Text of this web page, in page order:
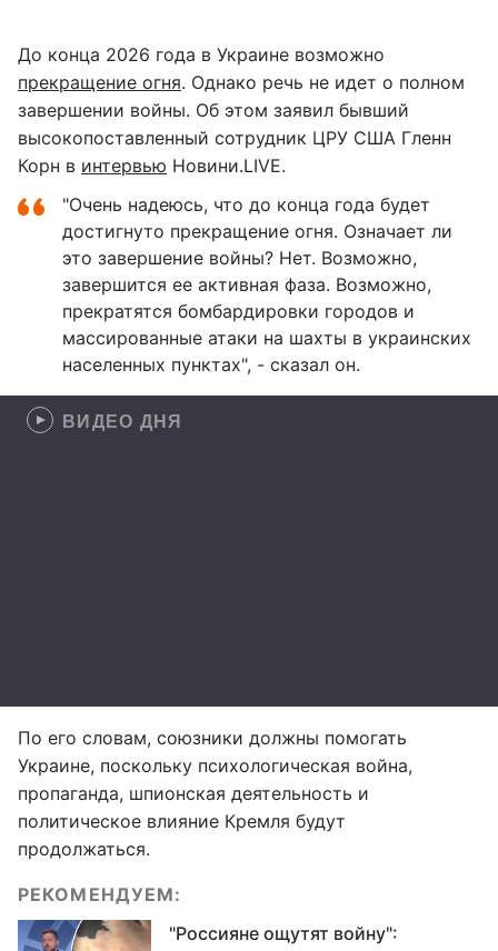
До конца 2026 года в Украине возможно
прекращение огня. Однако речь не идет о полном
завершении войны. Об этом заявил бывший
высокопоставленный сотрудник ЦРУ США Гленн
Корн в интервью Новини.LIVE.
"Очень надеюсь, что до конца года будет
достигнуто прекращение огня. Означает ли
это завершение войны? Нет. Возможно,
завершится ее активная фаза. Возможно,
прекратятся бомбардировки городов и
массированные атаки на шахты в украинских
населенных пунктах", - сказал он.
ВИДЕО ДНЯ
По его словам, союзники должны помогать
Украине, поскольку психологическая война,
пропаганда, шпионская деятельность и
политическое влияние Кремля будут
продолжаться.
РЕКОМЕНДУЕМ:
"Россияне ощутят войну":